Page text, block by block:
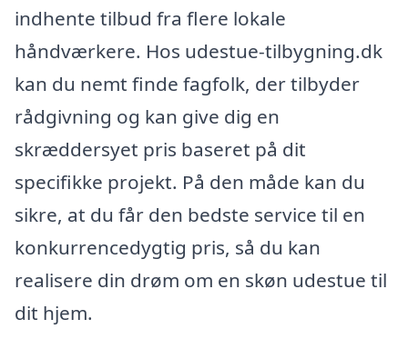
indhente tilbud fra flere lokale
håndværkere. Hos udestue-tilbygning.dk
kan du nemt finde fagfolk, der tilbyder
rådgivning og kan give dig en
skræddersyet pris baseret på dit
specifikke projekt. På den måde kan du
sikre, at du får den bedste service til en
konkurrencedygtig pris, så du kan
realisere din drøm om en skøn udestue til
dit hjem.